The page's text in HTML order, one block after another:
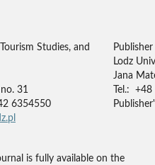
Studies, and
31
6354550
Publisher
Lodz
Jana
Tel.:
is fully available on the